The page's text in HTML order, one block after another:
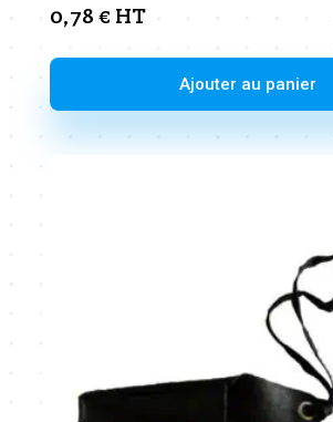
0,78€ HT
Ajouter au panier